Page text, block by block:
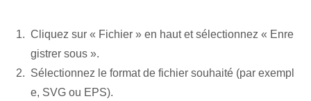
Cliquez sur « Fichier » en haut et sélectionnez « Enre
gistrer sous ».
Sélectionnez le format de fichier souhaité (par exempl
e, SVG ou EPS).